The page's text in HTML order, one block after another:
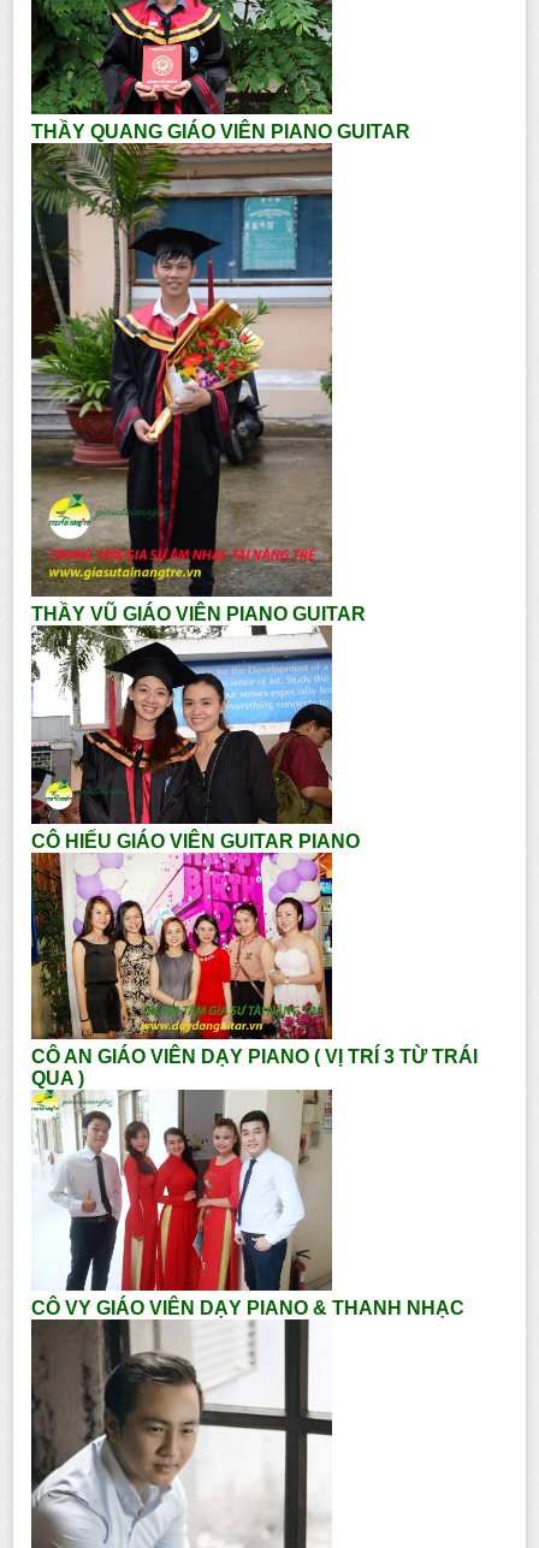
THẦY QUANG GIÁO VIÊN PIANO GUITAR
THẦY VŨ GIÁO VIÊN PIANO GUITAR
CÔ HIẾU GIÁO VIÊN GUITAR PIANO
CÔ AN GIÁO VIÊN DẠY PIANO ( VỊ TRÍ 3 TỪ TRÁI
QUA )
CÔ VY GIÁO VIÊN DẠY PIANO & THANH NHẠC